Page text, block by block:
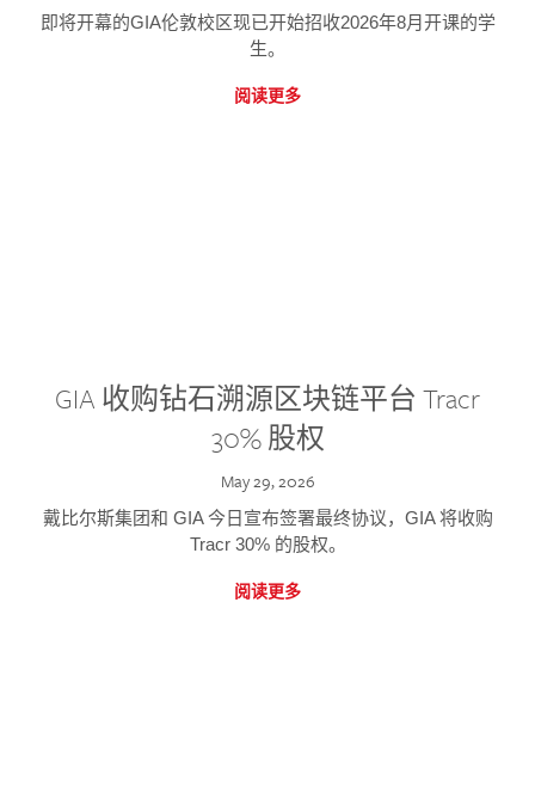
即将开幕的GIA伦敦校区现已开始招收2026年8月开课的学
生。
阅读更多
GIA 收购钻石溯源区块链平台 Tracr
30% 股权
May 29, 2026
戴比尔斯集团和 GIA 今日宣布签署最终协议，GIA 将收购
Tracr 30% 的股权。
阅读更多